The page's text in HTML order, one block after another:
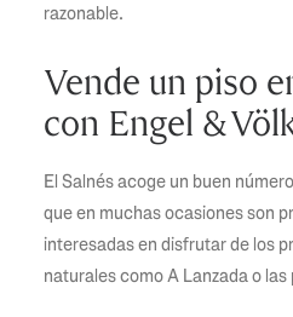
razonable.
Vende un piso
con Engel &
El Salnés acoge un buen
que en muchas ocasiones son
interesadas en disfrutar de los
naturales como A Lanzada o